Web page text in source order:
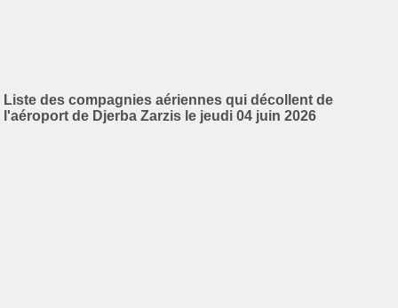
Liste des compagnies aériennes qui décollent de
l'aéroport de Djerba Zarzis le jeudi 04 juin 2026